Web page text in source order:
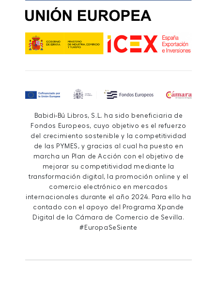
Babidi-Bú Libros, S.L. ha sido beneficiaria de
Fondos Europeos, cuyo objetivo es el refuerzo
del crecimiento sostenible y la competitividad
de las PYMES, y gracias al cual ha puesto en
marcha un Plan de Acción con el objetivo de
mejorar su competitividad mediante la
transformación digital, la promoción online y el
comercio electrónico en mercados
internacionales durante el año 2024. Para ello ha
contado con el apoyo del Programa Xpande
Digital de la Cámara de Comercio de Sevilla.
#EuropaSeSiente